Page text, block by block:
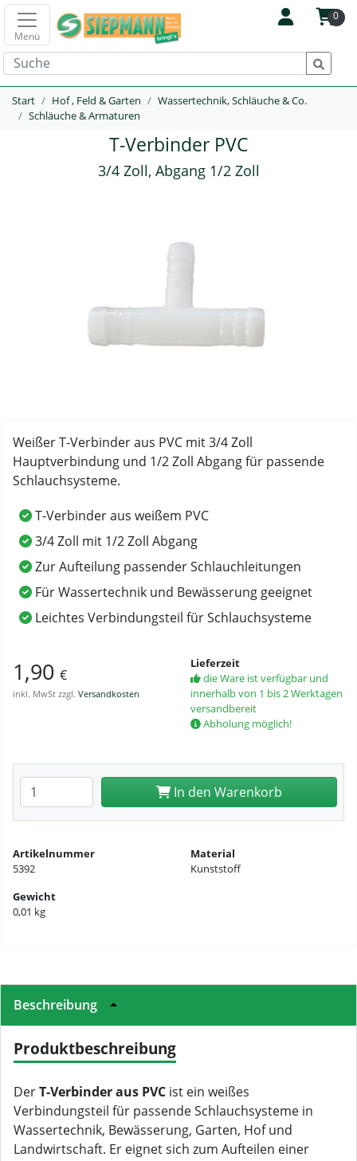
0
Menü
Start Hof , Feld & Garten
Wassertechnik, Schläuche & Co.
Schläuche & Armaturen
T-Verbinder PVC
3/4 Zoll, Abgang 1/2 Zoll
Weißer T-Verbinder aus PVC mit 3/4 Zoll
Hauptverbindung und 1/2 Zoll Abgang für passende
Schlauchsysteme.
T-Verbinder aus weißem PVC
3/4 Zoll mit 1/2 Zoll Abgang
Zur Aufteilung passender Schlauchleitungen
Für Wassertechnik und Bewässerung geeignet
Leichtes Verbindungsteil für Schlauchsysteme
1,90 €
inkl. MwSt zzgl. Versandkosten
Lieferzeit
die Ware ist verfügbar und
innerhalb von 1 bis 2 Werktagen
versandbereit
Abholung möglich!
Anzahl eingeben In den Warenkorb
Artikelnummer
5392
Material
Kunststoff
Gewicht
0,01 kg
Beschreibung
Produktbeschreibung
DerT-Verbinder aus PVC ist ein weißes
Verbindungsteil für passende Schlauchsysteme in
Wassertechnik, Bewässerung, Garten, Hof und
Landwirtschaft. Er eignet sich zum Aufteilen einer